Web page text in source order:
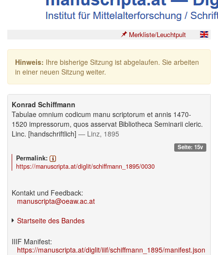
Merkliste/Leuchtpult
Hinweis: Ihre bisherige Sitzung ist abgelaufen. Sie arbeiten
in einer neuen Sitzung weiter.
Konrad Schiffmann
Tabulae omnium codicum manu scriptorum et annis 1470-
1520 impressorum, quos asservat Bibliotheca Seminarii cleric.
Linc. [handschriftlich] — Linz, 1895
Seite: 15v
Permalink:
https://manuscripta.at/diglit/schiffmann_1895/0030
Kontakt und Feedback:
manuscripta@oeaw.ac.at
Startseite des Bandes
IIIF Manifest:
https://manuscripta.at/diglit/iiif/schiffmann_1895/manifest.json